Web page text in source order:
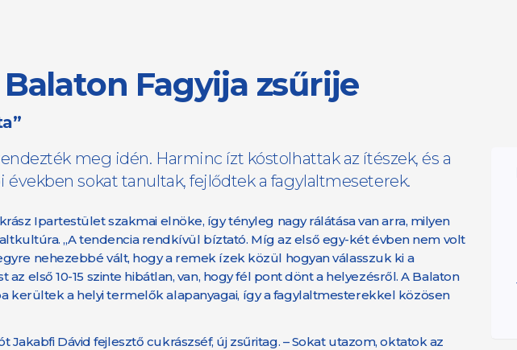
Fagyija zsűrije
meg idén. Harminc ízt kóstolhattak az ítészek, és a
sokat tanultak, fejlődtek a fagylaltmeseterek.
Ipartestület szakmai elnöke, így tényleg nagy rálátása van arra, milyen
„A tendencia rendkívül bíztató. Míg az első egy-két évben nem volt
nehezebbé vált, hogy a remek ízek közül hogyan válasszuk ki a
első 10-15 szinte hibátlan, van, hogy fél pont dönt a helyezésről. A Balaton
kerültek a helyi termelők alapanyagai, így a fagylaltmesterekkel közösen
Jakabfi Dávid fejlesztő cukrászséf, új zsűritag. – Sokat utazom, oktatok az